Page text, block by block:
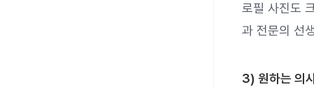
로필 사진도
과 전문의 선
3) 원하는 의